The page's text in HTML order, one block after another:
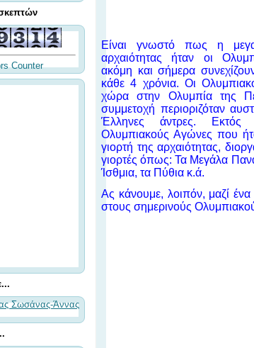
Counter
Σωσάνας-Άννας
Είναι γνωστό πως η
αρχαιότητας ήταν οι
ακόμη και σήμερα
κάθε 4 χρόνια. Οι
χώρα στην Ολυμπία της
συμμετοχή περιοριζόταν
Έλληνες άντρες.
Ολυμπιακούς Αγώνες που
γιορτή της αρχαιότητας,
γιορτές όπως: Τα Μεγάλα
Ίσθμια, τα Πύθια κ.ά.
Ας κάνουμε, λοιπόν, μαζί
στους σημερινούς